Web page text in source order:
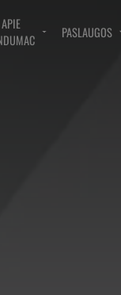
APIE
PASLAUGOS